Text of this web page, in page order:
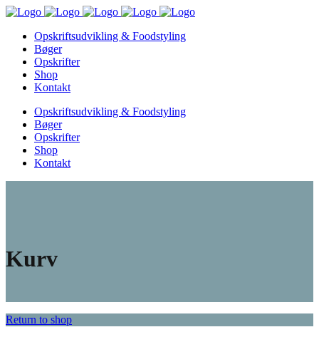
Opskriftsudvikling & Foodstyling
Bøger
Opskrifter
Shop
Kontakt
Opskriftsudvikling & Foodstyling
Bøger
Opskrifter
Shop
Kontakt
Kurv
Return to shop